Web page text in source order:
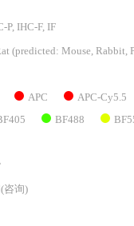
P, IHC-F, IF
(predicted: Mouse, Rabbit,
APC APC-Cy5.5
BF488
咨询)